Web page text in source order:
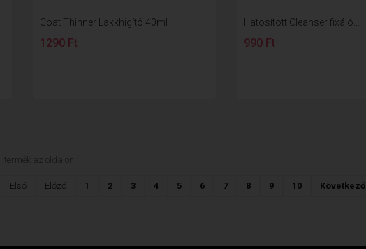
Coat Thinner Lakkhigító 40ml
1290 Ft
Illatosított Cleanser fixáló...
990 Ft
termék az oldalon
Első Előző 1 2 3 4 5 6 7 8 9 10 Következő